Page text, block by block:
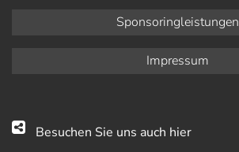
Sponsoringleistungen
Impressum
Besuchen Sie uns auch hier